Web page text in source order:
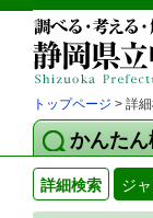
トップページ > 詳
かんたん
詳細検索 ジ